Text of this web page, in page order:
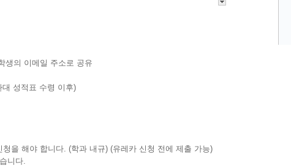
생의 이메일 주소로 공유
성적표 수령 이후)
을 해야 합니다. (학과 내규) (유레카 신청 전에 제출 가능)
니다.